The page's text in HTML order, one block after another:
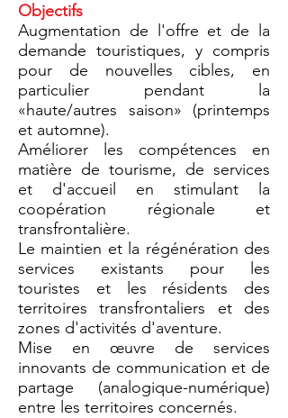
Objectifs
Augmentation de l'offre et de la
demande touristiques, y compris
pour de nouvelles cibles, en
particulier pendant la
«haute/autres saison» (printemps
et automne).
Améliorer les compétences en
matière de tourisme, de services
et d'accueil en stimulant la
coopération régionale et
transfrontalière.
Le maintien et la régénération des
services existants pour les
touristes et les résidents des
territoires transfrontaliers et des
zones d'activités d'aventure.
Mise en œuvre de services
innovants de communication et de
partage (analogique-numérique)
entre les territoires concernés.